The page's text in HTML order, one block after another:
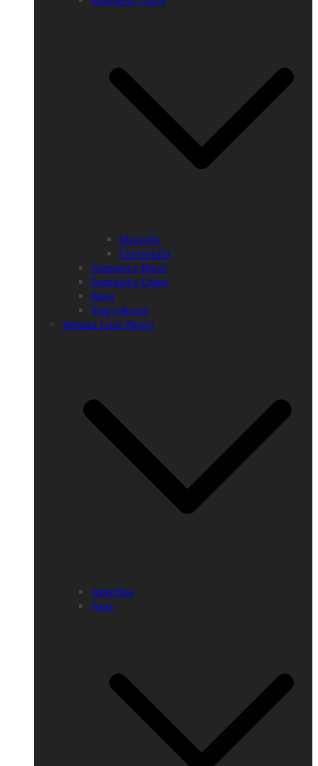
Manado
Gorontalo
Sumatera Barat
Sumatera Utara
Riau
Yogyakarta
Wisata Luar Negri
Amerika
Asia